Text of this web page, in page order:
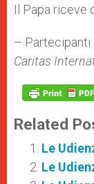
Il Papa riceve
– Partecipanti
Caritas
Related
Le
Le